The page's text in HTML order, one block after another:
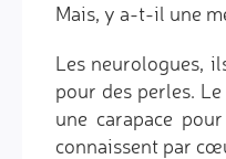
Mais, y a-t-il une
Les neurologues,
pour des perles.
une carapace
connaissent par